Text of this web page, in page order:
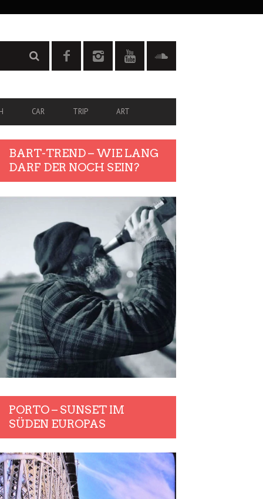
CAR TRIP ART
BART-TREND – WIE LANG
DARF DER NOCH SEIN?
PORTO – SUNSET IM
SÜDEN EUROPAS